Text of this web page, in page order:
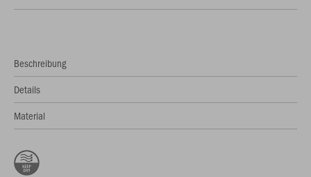
Beschreibung
Details
Material